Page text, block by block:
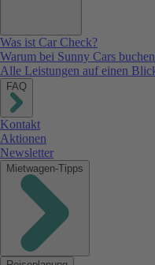
Was ist Car Check?
Warum bei Sunny Cars
Alle Leistungen auf einen
FAQ
Kontakt
Aktionen
Newsletter
Mietwagen-Tipps